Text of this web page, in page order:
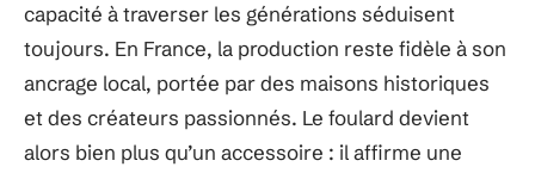
capacité à traverser les générations séduisent
toujours. En France, la production reste fidèle à son
ancrage local, portée par des maisons historiques
et des créateurs passionnés. Le foulard devient
alors bien plus qu’un accessoire : il affirme une